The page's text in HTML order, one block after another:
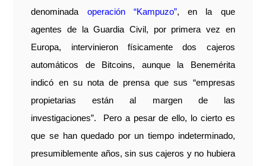
denominada operación “Kampuzo”, en la que
agentes de la Guardia Civil, por primera vez en
Europa, intervinieron físicamente dos cajeros
automáticos de Bitcoins, aunque la Benemérita
indicó en su nota de prensa que sus “empresas
propietarias están al margen de las
investigaciones”. Pero a pesar de ello, lo cierto es
que se han quedado por un tiempo indeterminado,
presumiblemente años, sin sus cajeros y no hubiera